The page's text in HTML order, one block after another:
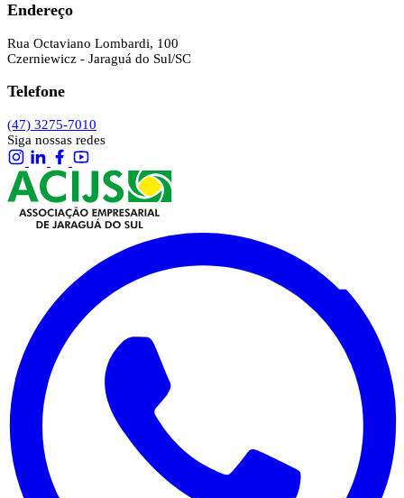
Endereço
Rua Octaviano Lombardi, 100
Czerniewicz - Jaraguá do Sul/SC
Telefone
(47) 3275-7010
Siga nossas redes